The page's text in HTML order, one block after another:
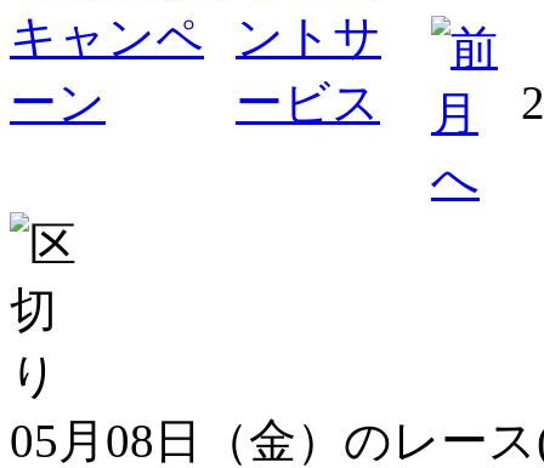
05月08日（金）のレー